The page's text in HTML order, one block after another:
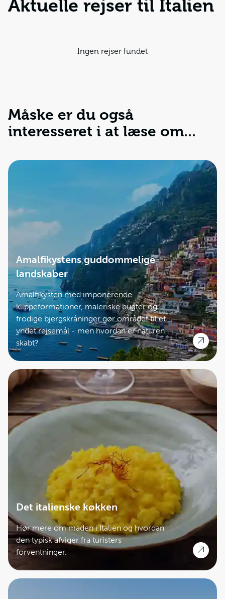
Aktuelle rejser til Italien
Ingen rejser fundet
Måske er du også
interesseret i at læse om...
Amalfikystens guddommelige
landskaber
Amalfikysten med imponerende
klippeformationer, maleriske bugter og
frodige bjergskråninger gør området til et
yndet rejsemål - men hvordan er naturen
skabt?
Det italienske køkken
Hør mere om maden i Italien og hvordan
den typisk afviger fra turisters
forventninger.